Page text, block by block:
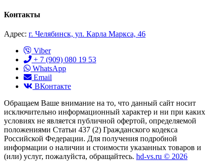
Контакты
Адрес: г. Челябинск, ул. Карла Маркса, 46
Viber
+ 7 (909) 080 19 53
WhatsApp
Email
ВКонтакте
Обращаем Ваше внимание на то, что данный сайт носит
исключительно информационный характер и ни при каких
условиях не является публичной офертой, определяемой
положениями Статьи 437 (2) Гражданского кодекса
Российской Федерации. Для получения подробной
информации о наличии и стоимости указанных товаров и
(или) услуг, пожалуйста, обращайтесь. hd-vs.ru © 2026